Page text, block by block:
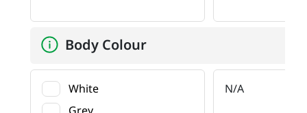
Body Colour
White
N/A